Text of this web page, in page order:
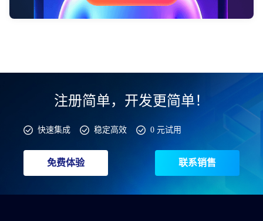
注册简单，开发更简单！
快速集成 稳定高效 0 元试用
免费体验 联系销售